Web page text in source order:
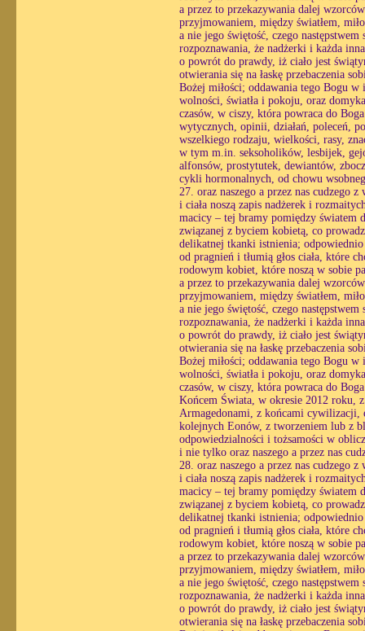
a przez to przekazywania dalej
przyjmowaniem, między światłem,
a nie jego świętość, czego
rozpoznawania, że nadżerki i każda
o powrót do prawdy, iż ciało jest
otwierania się na łaskę przebaczenia
Bożej miłości; oddawania tego Bogu
wolności, światła i pokoju, oraz
czasów, w ciszy, która powraca do
wytycznych, opinii, działań, poleceń,
wszelkiego rodzaju, wielkości, rasy,
w tym m.in. seksoholików, lesbijek,
alfonsów, prostytutek, dewiantów,
cykli hormonalnych, od chowu
27. oraz naszego a przez nas cudzego
i ciała noszą zapis nadżerek i
macicy – tej bramy pomiędzy światem
związanej z byciem kobietą, co
delikatnej tkanki istnienia;
od pragnień i tłumią głos ciała, które
rodowym kobiet, które noszą w sobie
a przez to przekazywania dalej
przyjmowaniem, między światłem,
a nie jego świętość, czego
rozpoznawania, że nadżerki i każda
o powrót do prawdy, iż ciało jest
otwierania się na łaskę przebaczenia
Bożej miłości; oddawania tego Bogu
wolności, światła i pokoju, oraz
czasów, w ciszy, która powraca do
Końcem Świata, w okresie 2012 roku,
Armagedonami, z końcami cywilizacji,
kolejnych Eonów, z tworzeniem lub z
odpowiedzialności i tożsamości w
i nie tylko oraz naszego a przez nas
28. oraz naszego a przez nas cudzego
i ciała noszą zapis nadżerek i
macicy – tej bramy pomiędzy światem
związanej z byciem kobietą, co
delikatnej tkanki istnienia;
od pragnień i tłumią głos ciała, które
rodowym kobiet, które noszą w sobie
a przez to przekazywania dalej
przyjmowaniem, między światłem,
a nie jego świętość, czego
rozpoznawania, że nadżerki i każda
o powrót do prawdy, iż ciało jest
otwierania się na łaskę przebaczenia